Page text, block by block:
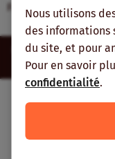
Nous utilisons
des informations
du site, et pour
Pour en savoir
confidentialité.
Française de
Inter-réseaux | Tous